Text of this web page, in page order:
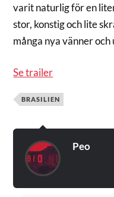
varit naturlig för en
stor, konstig och lite
många nya vänner
Se trailer
BRASILIEN
Peo